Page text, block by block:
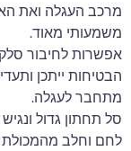
מרכב העגלה ואת
משמעותי מאוד.
אפשרות לחיבור
הבטיחות ייתכן
מתחבר לעגלה.
סל תחתון גדול
לחם וחלב מהמכולת